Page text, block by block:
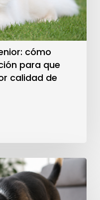
cómo
para que
calidad de